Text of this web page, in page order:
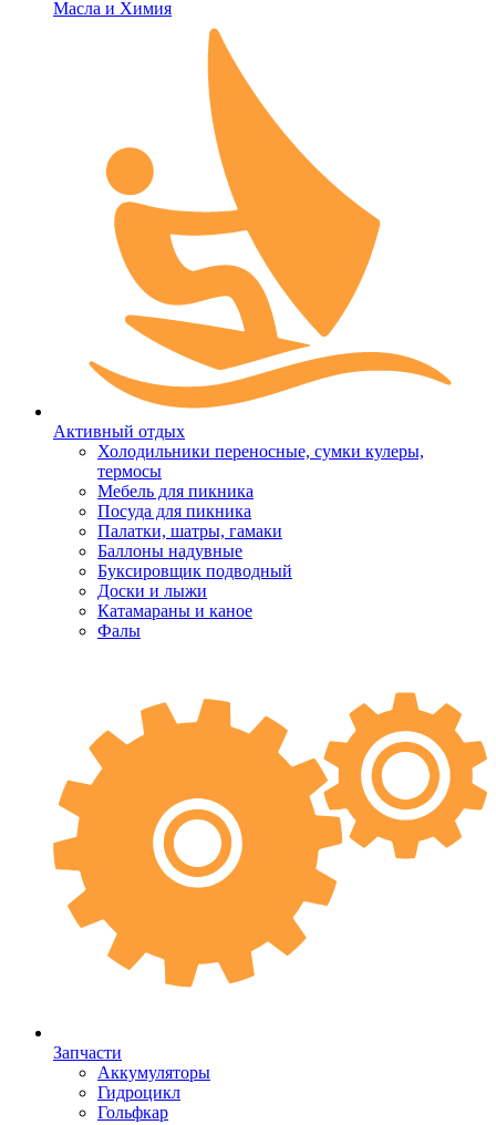
Масла и Химия
Активный отдых
Холодильники переносные, сумки кулеры,
термосы
Мебель для пикника
Посуда для пикника
Палатки, шатры, гамаки
Баллоны надувные
Буксировщик подводный
Доски и лыжи
Катамараны и каное
Фалы
Запчасти
Аккумуляторы
Гидроцикл
Гольфкар